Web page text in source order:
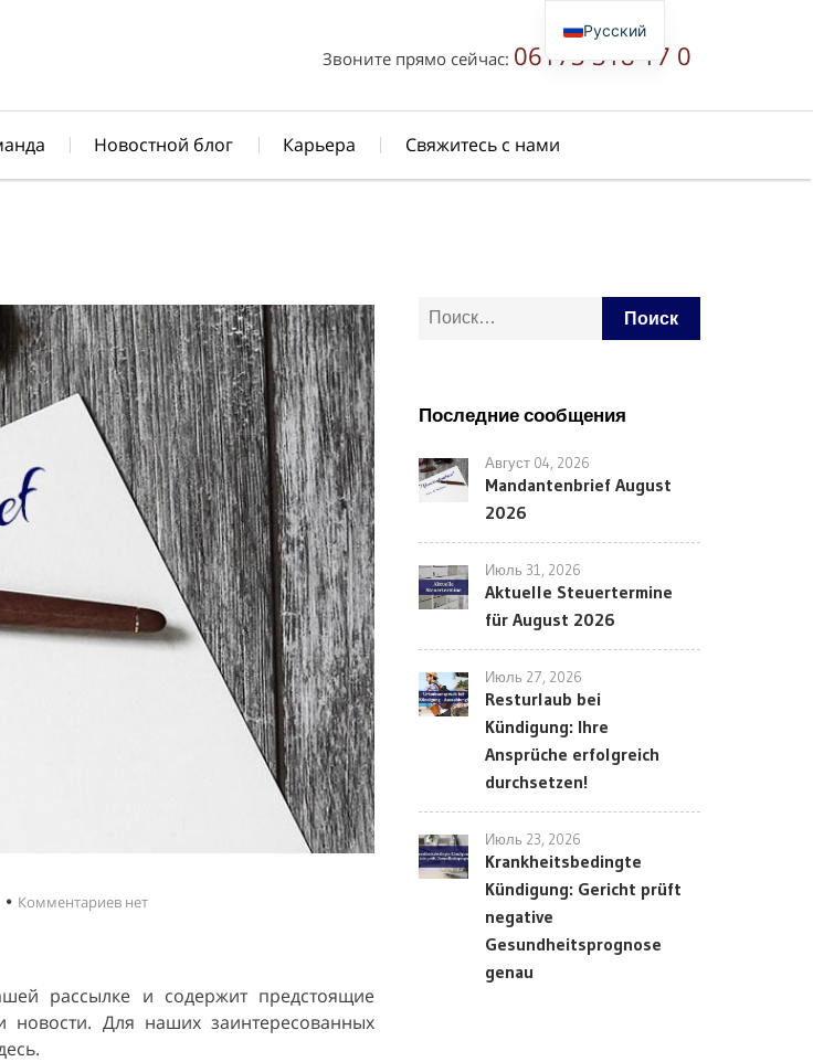
Звоните прямо сейчас: 06173 318 17 0
Новостной блог Карьера Свяжитесь с нами
Комментариев нет
рассылке и содержит предстоящие
Для наших заинтересованных
Найти:
Последние сообщения
Август 04, 2026
Mandantenbrief August
2026
Июль 31, 2026
Aktuelle Steuertermine
für August 2026
Июль 27, 2026
Resturlaub bei
Kündigung: Ihre
Ansprüche erfolgreich
durchsetzen!
Июль 23, 2026
Krankheitsbedingte
Kündigung: Gericht prüft
negative
Gesundheitsprognose
genau
Русский
Deutsch